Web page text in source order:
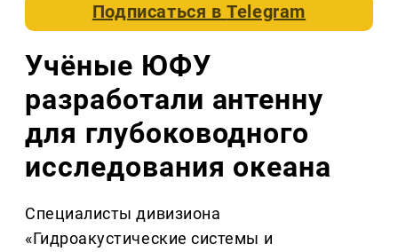
Подписаться вTelegram
Учёные ЮФУ
разработали антенну
для глубоководного
исследования океана
Специалисты дивизиона
«Гидроакустические системы и